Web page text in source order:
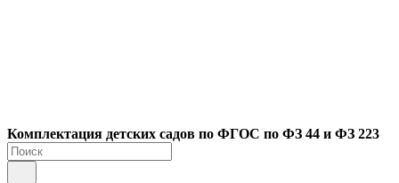
Комплектация детских садов по ФГОC по ФЗ 44 и ФЗ 223